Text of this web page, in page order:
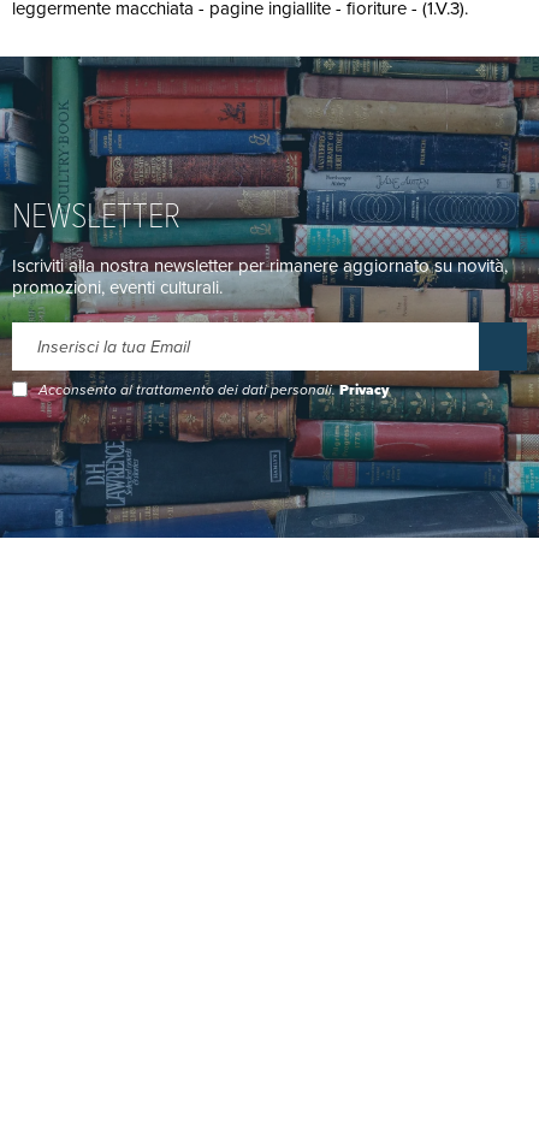
leggermente macchiata - pagine ingiallite - fioriture - (1.V.3).
NEWSLETTER
Iscriviti alla nostra newsletter per rimanere aggiornato su novità,
promozioni, eventi culturali.
Acconsento al trattamento dei dati personali.Privacy